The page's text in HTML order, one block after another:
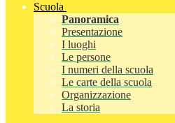
Scuola
Panoramica
Presentazione
I luoghi
Le persone
I numeri della scuola
Le carte della scuola
Organizzazione
La storia